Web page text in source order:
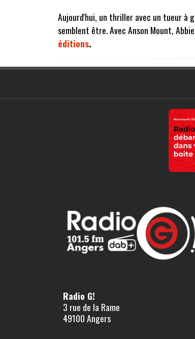
Aujourd'hui, un thriller avec un tueur à
semblent être. Avec Anson Mount,
éditions.
Radio G!
3 rue de la Rame
49100 Angers